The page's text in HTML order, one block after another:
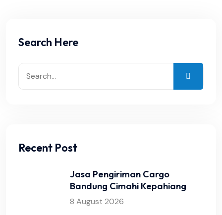
Search Here
Recent Post
Jasa Pengiriman Cargo
Bandung Cimahi Kepahiang
8 August 2026